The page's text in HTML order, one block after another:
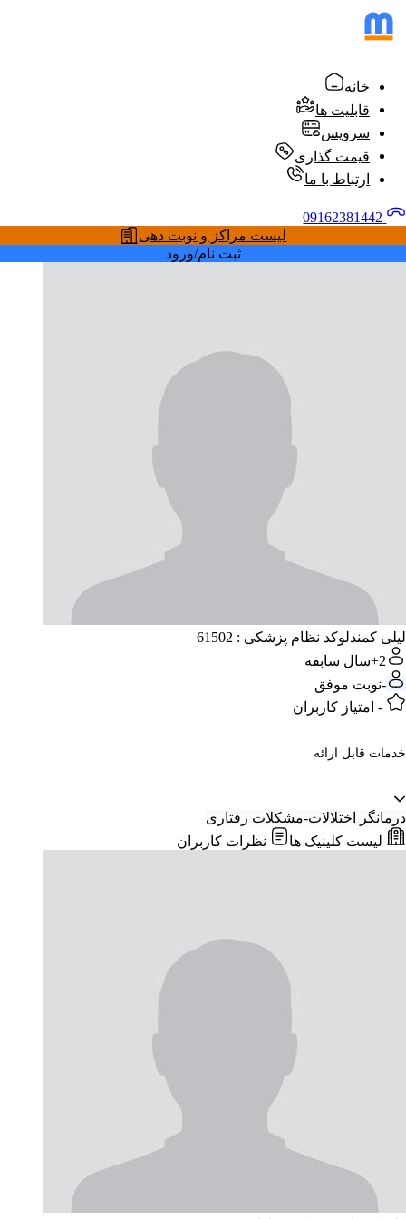
خانه
قابلیت ها
سرویس
قیمت گذاری
ارتباط با ما
لیست مراکز و نوبت دهی
ثبت نام/ورود
لیلی کمندلوکد نظام پزشکی : 61502
2+ سال سابقه
-نوبت موفق
- امتیاز کاربران
خدمات قابل ارائه
درمانگر اختلالات-مشکلات رفتاری
لیست کلینیک ها
نظرات کاربران